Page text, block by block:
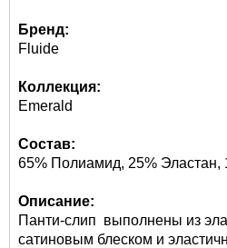
Бренд:
Fluide
Коллекция:
Emerald
Состав:
65% Полиамид, 25% Эластан,
Описание:
Панти-слип выполнены из
сатиновым блеском и